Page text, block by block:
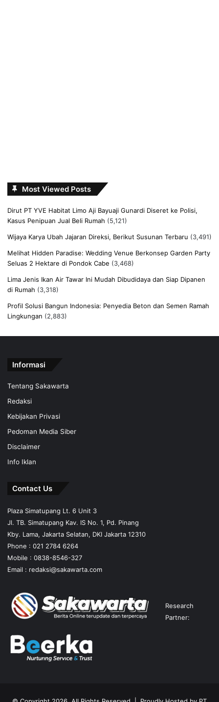
Most Viewed Posts
Dirut PT YVE Habitat Limo Aji Bayuaji Gunardi Diseret ke Polisi,
Kasus Penipuan Jual Beli Rumah (5,121)
Wijaya Karya Ubah Jajaran Direksi, Berikut Susunan Terbaru (3,491)
Melihat Hidden Paradise: Wedding Venue Berkonsep Garden Party
Seluas 2 Hektare di Pondok Cabe (3,468)
Lima Jenis Ikan Air Tawar Ini Mudah Dibudidaya dan Siap Dipanen
di Rumah (3,318)
Profil Solusi Bangun Indonesia: Penyedia Beton dan Semen Ramah
Lingkungan (2,883)
Informasi
Tentang Sakawarta
Redaksi
Kebijakan Privasi
Pedoman Media Siber
Disclaimer
Info Iklan
Contact Us
Plaza Simatupang Lt. 6 Unit 3
Jl. TB. Simatupang Kav. IS No. 1, Pd. Pinang
Kby. Lama, Jakarta Selatan, DKI Jakarta 12310
Phone : 021 2784 6264
Mobile : 0838-8546-327
Email : redaksi@sakawarta.com
Research
Partner: